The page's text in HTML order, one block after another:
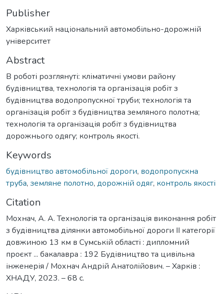
Publisher
Харківський національний автомобільно-дорожній
університет
Abstract
В роботі розглянуті: кліматичні умови району
будівництва, технологія та організація робіт з
будівництва водопропускної труби; технологія та
організація робіт з будівництва земляного полотна;
технологія та організація робіт з будівництва
дорожнього одягу; контроль якості.
Keywords
будівництво автомобільної дороги, водопропускна
труба, земляне полотно, дорожній одяг, контроль якості
Citation
Мохнач, А. А. Технологія та організація виконання робіт
з будівництва ділянки автомобільної дороги ІІ категорії
довжиною 13 км в Сумській області : дипломний
проєкт ... бакалавра : 192 Будівництво та цивільна
інженерія / Мохнач Андрій Анатолійович. – Харків :
ХНАДУ, 2023. – 68 с.